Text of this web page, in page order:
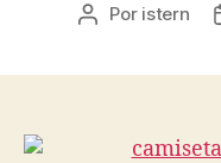
Autor
Por istern